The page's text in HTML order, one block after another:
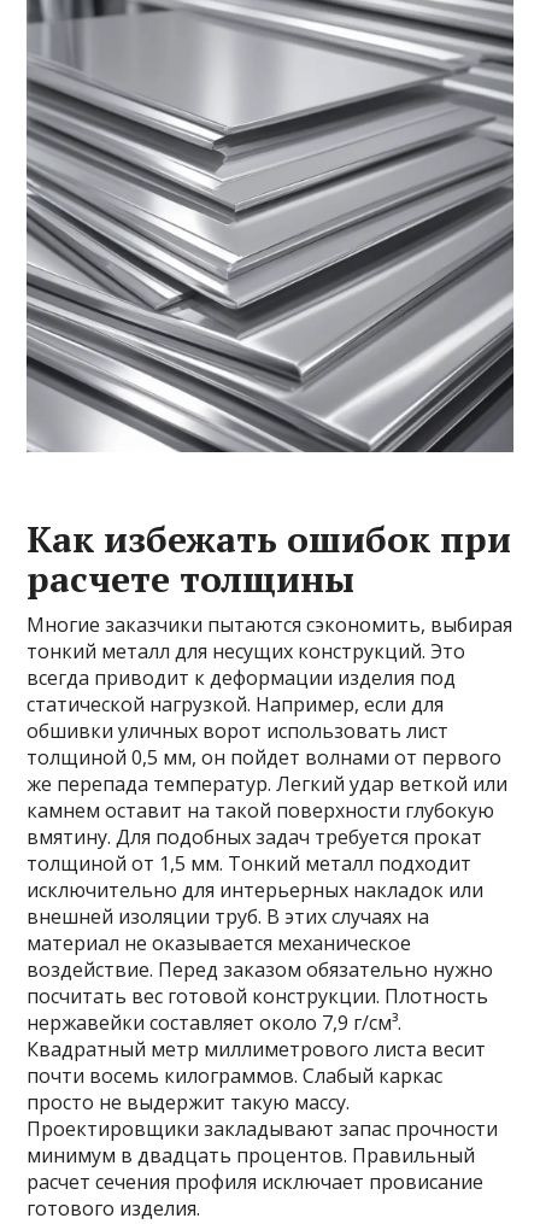
Как избежать ошибок при
расчете толщины
Многие заказчики пытаются сэкономить, выбирая
тонкий металл для несущих конструкций. Это
всегда приводит к деформации изделия под
статической нагрузкой. Например, если для
обшивки уличных ворот использовать лист
толщиной 0,5 мм, он пойдет волнами от первого
же перепада температур. Легкий удар веткой или
камнем оставит на такой поверхности глубокую
вмятину. Для подобных задач требуется прокат
толщиной от 1,5 мм. Тонкий металл подходит
исключительно для интерьерных накладок или
внешней изоляции труб. В этих случаях на
материал не оказывается механическое
воздействие. Перед заказом обязательно нужно
посчитать вес готовой конструкции. Плотность
нержавейки составляет около 7,9 г/см³.
Квадратный метр миллиметрового листа весит
почти восемь килограммов. Слабый каркас
просто не выдержит такую массу.
Проектировщики закладывают запас прочности
минимум в двадцать процентов. Правильный
расчет сечения профиля исключает провисание
готового изделия.